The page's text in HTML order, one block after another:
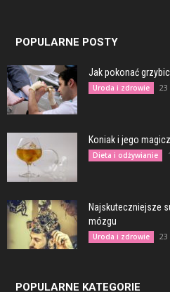
POPULARNE POSTY
Jak pokonać
Uroda i zdrowie
Koniak i jego
Dieta i odżywianie
Najskuteczniejsze
mózgu
Uroda i zdrowie 23
POPULARNE KATEGORIE